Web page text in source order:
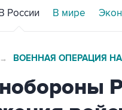
России В мире
→ ВОЕННАЯ ОПЕРАЦИЯ